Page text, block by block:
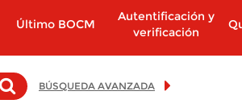
Último BOCM
Autentificación y
verificación
BÚSQUEDA AVANZADA